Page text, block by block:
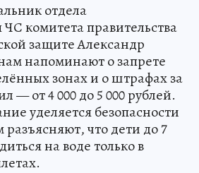
отдела
комитета правительства
защите Александр
напоминают о запрете
зонах и о штрафах за
— от 4 000 до 5 000 рублей.
уделяется безопасности
что дети до 7
на воде только в